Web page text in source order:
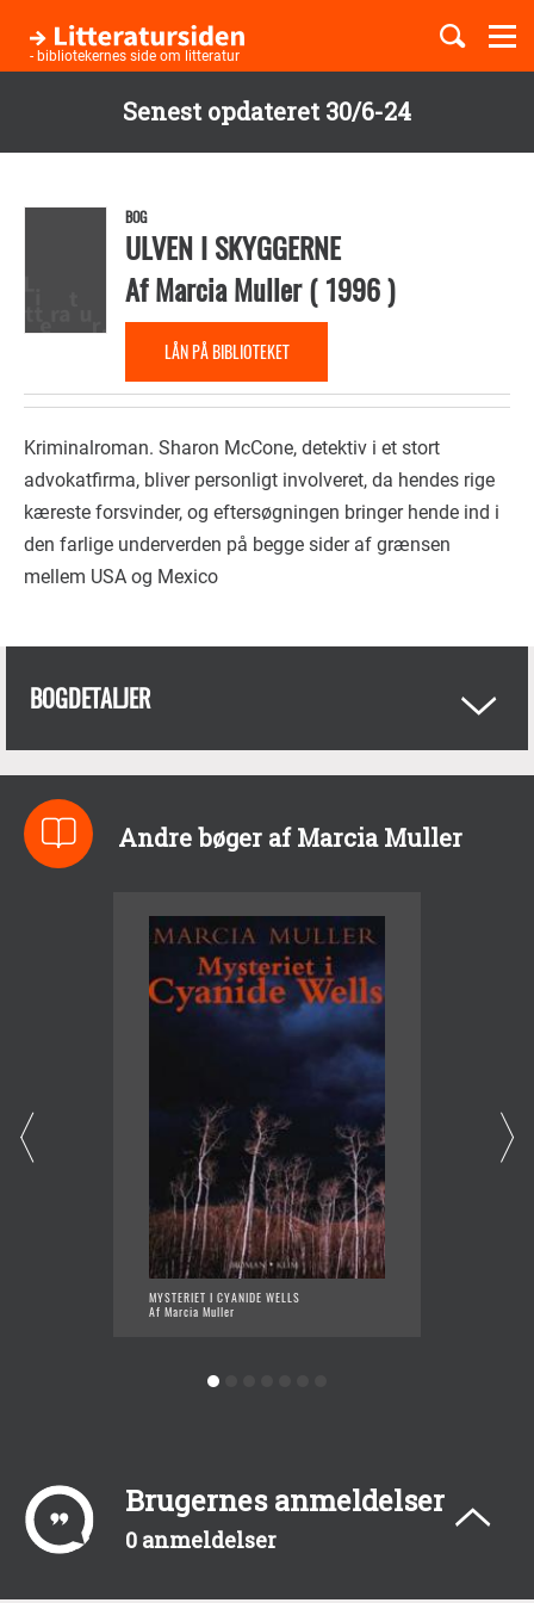
Senest opdateret 30/6-24
hovedindhold
- bibliotekernes side om litteratur
Børnebøger
Temaer
BOG
ULVEN I SKYGGERNE
AfMarcia Muller(1996)
LÅN PÅ BIBLIOTEKET
Kriminalroman. Sharon McCone, detektiv i et stort
advokatfirma, bliver personligt involveret, da hendes rige
kæreste forsvinder, og eftersøgningen bringer hende ind i
den farlige underverden på begge sider af grænsen
mellem USA og Mexico
BOGDETALJER
Andre bøger af Marcia Muller
MYSTERIET I CYANIDE WELLS
Af Marcia Muller
Brugernes anmeldelser
0 anmeldelser